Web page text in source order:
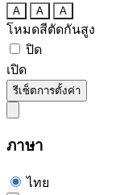
A A A
โหมดสีตัดกันสูง
ปิด
เปิด
รีเซ็ตการตั้งค่า
ภาษา
ไทย